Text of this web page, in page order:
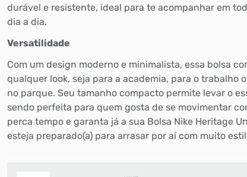
durável e resistente, ideal para te acompanhar em
dia a dia.
Versatilidade
Com um design moderno e minimalista, essa bolsa
qualquer look, seja para a academia, para o trabalho
no parque. Seu tamanho compacto permite levar o
sendo perfeita para quem gosta de se movimentar
perca tempo e garanta já a sua Bolsa Nike Heritage
esteja preparado(a) para arrasar por aí com muito